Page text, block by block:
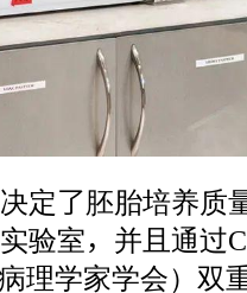
定了胚胎培养质
验室，并且通过
理学家学会）双